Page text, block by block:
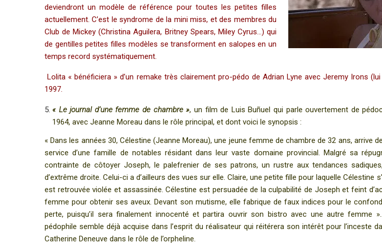
deviendront un modèle de référence pour toutes les petites filles
actuellement. C’est le syndrome de la mini miss, et des membres du
Club de Mickey (Christina Aguilera, Britney Spears, Miley Cyrus…) qui
de gentilles petites filles modèles se transforment en salopes en un
temps record systématiquement.
Lolita « bénéficiera » d’un remake très clairement pro-pédo de Adrian Lyne avec Jeremy Irons
1997.
« Le journal d’une femme de chambre », un film de Luis Buñuel qui parle ouvertement de
1964, avec Jeanne Moreau dans le rôle principal, et dont voici le synopsis :
« Dans les années 30, Célestine (Jeanne Moreau), une jeune femme de chambre de 32 ans, arrive
service d’une famille de notables résidant dans leur vaste domaine provincial. Malgré sa
contrainte de côtoyer Joseph, le palefrenier de ses patrons, un rustre aux tendances
d’extrême droite. Celui-ci a d’ailleurs des vues sur elle. Claire, une petite fille pour laquelle Célestine
est retrouvée violée et assassinée. Célestine est persuadée de la culpabilité de Joseph et feint
femme pour obtenir ses aveux. Devant son mutisme, elle fabrique de faux indices pour le
perte, puisqu’il sera finalement innocenté et partira ouvrir son bistro avec une autre femme
pédophile semble déjà acquise dans l’esprit du réalisateur qui réitérera son intérêt pour l’inceste
Catherine Deneuve dans le rôle de l’orpheline.